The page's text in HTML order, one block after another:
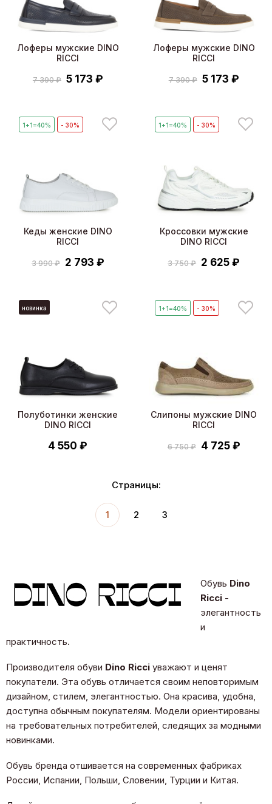
Лоферы мужские DINO
RICCI
7 390 ₽ 5 173 ₽
Лоферы мужские DINO
RICCI
7 390 ₽ 5 173 ₽
1+1=40% - 30%
Кеды женские DINO
RICCI
3 990 ₽ 2 793 ₽
1+1=40% - 30%
Кроссовки мужские
DINO RICCI
3 750 ₽ 2 625 ₽
новинка
Полуботинки женские
DINO RICCI
4 550 ₽
1+1=40% - 30%
Слипоны мужские DINO
RICCI
6 750 ₽ 4 725 ₽
Страницы:
1 2 3
Обувь Dino
Ricci -
элегантность
и
практичность.
Производителя обуви Dino Ricci уважают и ценят
покупатели. Эта обувь отличается своим неповторимым
дизайном, стилем, элегантностью. Она красива, удобна,
доступна обычным покупателям. Модели ориентированы
на требовательных потребителей, следящих за модными
новинками.
Обувь бренда отшивается на современных фабриках
России, Испании, Польши, Словении, Турции и Китая.